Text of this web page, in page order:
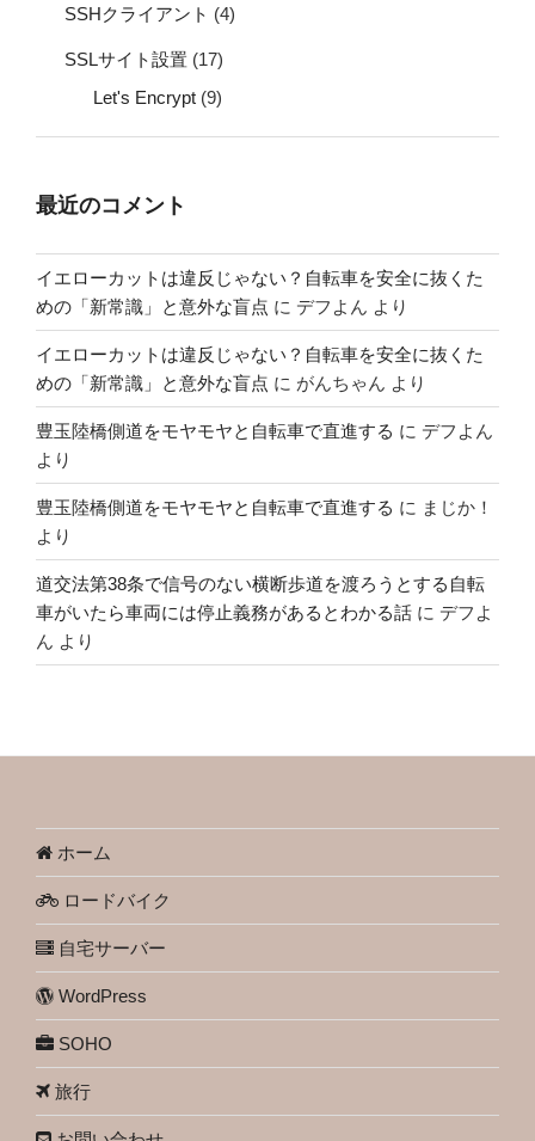
SSHクライアント (4)
SSLサイト設置 (17)
Let's Encrypt (9)
最近のコメント
イエローカットは違反じゃない？自転車を安全に抜くた
めの「新常識」と意外な盲点 に デフよん より
イエローカットは違反じゃない？自転車を安全に抜くた
めの「新常識」と意外な盲点 に がんちゃん より
豊玉陸橋側道をモヤモヤと自転車で直進する に デフよん
より
豊玉陸橋側道をモヤモヤと自転車で直進する に まじか！
より
道交法第38条で信号のない横断歩道を渡ろうとする自転
車がいたら車両には停止義務があるとわかる話 に デフよ
ん より
ホーム
ロードバイク
自宅サーバー
WordPress
SOHO
旅行